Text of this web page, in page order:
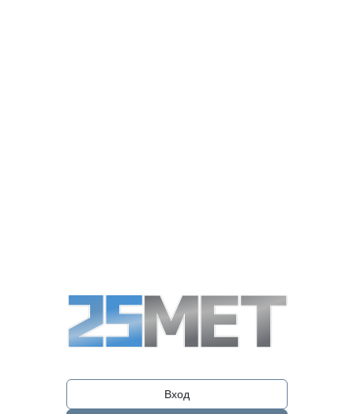
Вход